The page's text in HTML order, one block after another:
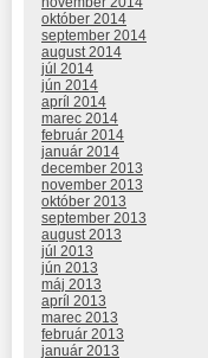
október 2014
september 2014
august 2014
júl 2014
jún 2014
apríl 2014
marec 2014
február 2014
január 2014
december 2013
november 2013
október 2013
september 2013
august 2013
júl 2013
jún 2013
máj 2013
apríl 2013
marec 2013
február 2013
január 2013